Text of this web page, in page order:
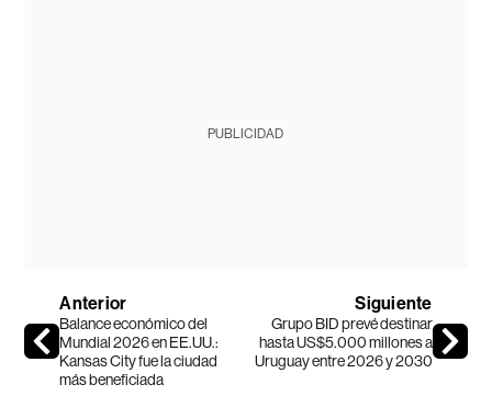
PUBLICIDAD
Anterior
Balance económico del
Mundial 2026 en EE.UU.:
Kansas City fue la ciudad
más beneficiada
Siguiente
Grupo BID prevé destinar
hasta US$5.000 millones a
Uruguay entre 2026 y 2030